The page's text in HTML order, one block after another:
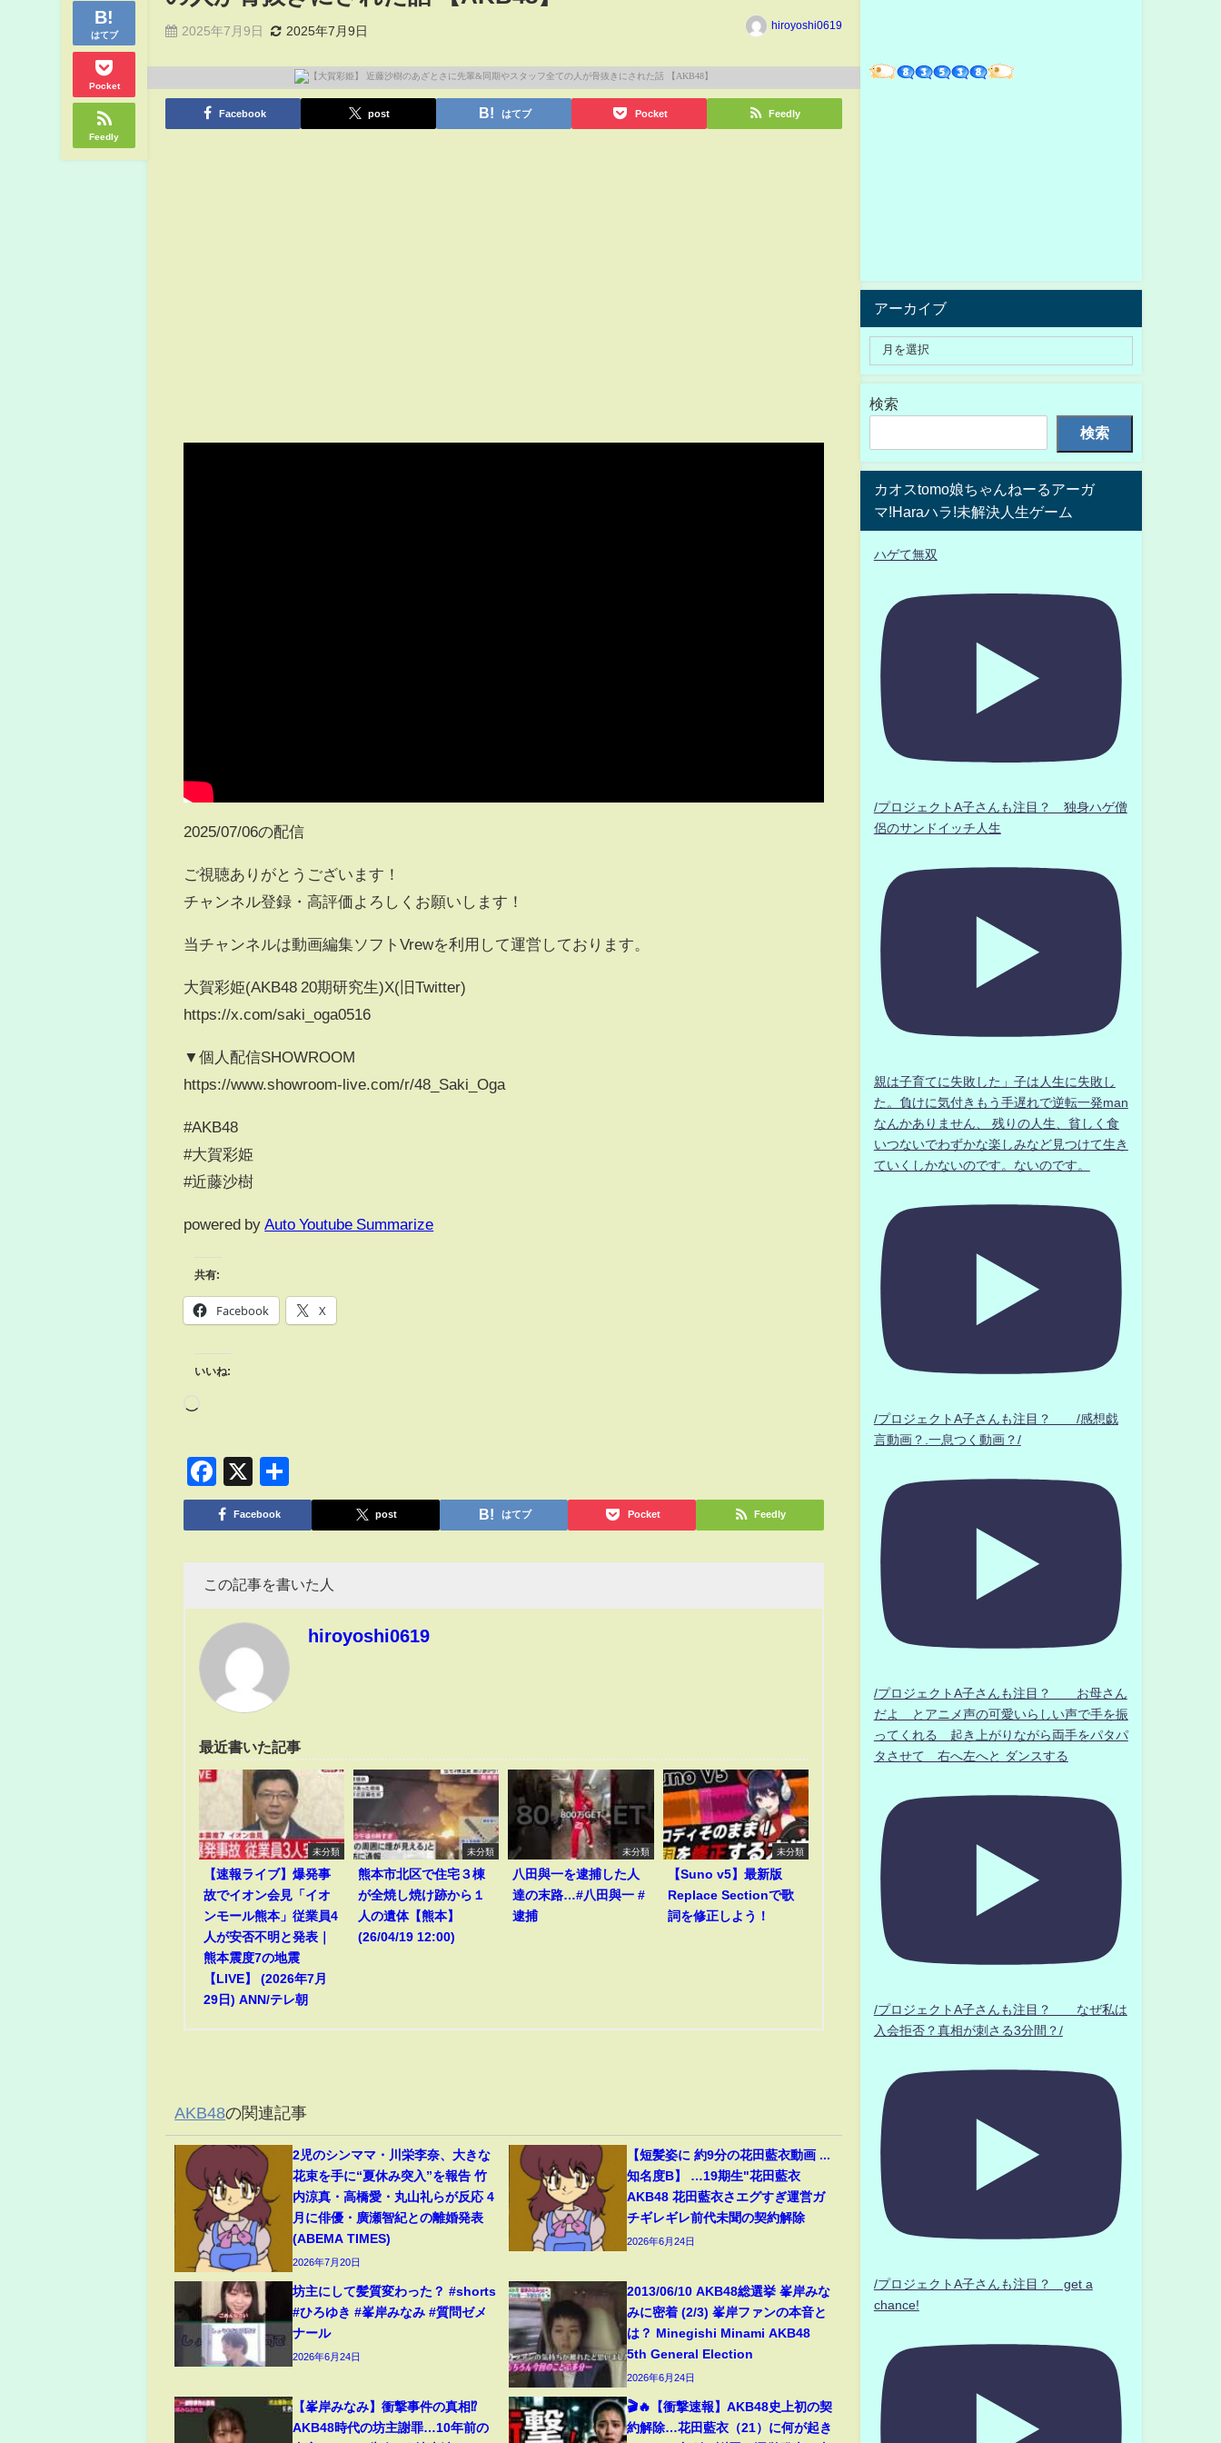
はてブ
Pocket
Feedly
2025年7月9日 2025年7月9日 hiroyoshi0619
Facebook post はてブ Pocket Feedly
2025/07/06の配信
ご視聴ありがとうございます！
チャンネル登録・高評価よろしくお願いします！
当チャンネルは動画編集ソフトVrewを利用して運営しております。
大賀彩姫(AKB48 20期研究生)X(旧Twitter)
https://x.com/saki_oga0516
▼個人配信SHOWROOM
https://www.showroom-live.com/r/48_Saki_Oga
#AKB48
#大賀彩姫
#近藤沙樹
powered by Auto Youtube Summarize
共有:
Facebook X
いいね:
Facebook
X
有
Facebook post はてブ Pocket Feedly
この記事を書いた人
hiroyoshi0619
最近書いた記事
未分類
【速報ライブ】爆発事
故でイオン会見「イオ
ンモール熊本」従業員4
人が安否不明と発表｜
熊本震度7の地震
【LIVE】 (2026年7月
29日) ANN/テレ朝
未分類
熊本市北区で住宅３棟
が全焼し焼け跡から１
人の遺体【熊本】
(26/04/19 12:00)
未分類
八田與一を逮捕した人
達の末路…#八田與一 #
逮捕
未分類
【Suno v5】最新版
Replace Sectionで歌
詞を修正しよう！
AKB48の関連記事
2児のシンママ・川栄李奈、大きな
花束を手に“夏休み突入”を報告 竹
内涼真・高橋愛・丸山礼らが反応 4
月に俳優・廣瀬智紀との離婚発表
(ABEMA TIMES)
2026年7月20日
【短髪姿に 約9分の花田藍衣動画 ...
知名度B】 …19期生"花田藍衣
AKB48 花田藍衣さエグすぎ運営ガ
チギレギレ前代未聞の契約解除
2026年6月24日
坊主にして髪質変わった？ #shorts
#ひろゆき #峯岸みなみ #質問ゼメ
ナール
2026年6月24日
2013/06/10 AKB48総選挙 峯岸みな
みに密着 (2/3) 峯岸ファンの本音と
は？ Minegishi Minami AKB48
5th General Election
2026年6月24日
【峯岸みなみ】衝撃事件の真相⁉️
AKB48時代の坊主謝罪…10年前の
🎬🔥【衝撃速報】AKB48史上初の契
約解除…花田藍衣（21）に何が起き
アーカイブ
検索
検索
カオスtomo娘ちゃんねーるアーガ
マ!Haraハラ!未解決人生ゲーム
ハゲて無双
/プロジェクトA子さんも注目？ 独身ハゲ僧
侶のサンドイッチ人生
親は子育てに失敗した」子は人生に失敗し
た。負けに気付きもう手遅れで逆転一発man
なんかありません、 残りの人生、貧しく食
いつないでわずかな楽しみなど見つけて生き
ていくしかないのです。ないのです。
/プロジェクトA子さんも注目？ /感想戯
言動画？.一息つく動画？/
/プロジェクトA子さんも注目？ お母さん
だよ とアニメ声の可愛いらしい声で手を振
ってくれる 起き上がりながら両手をパタパ
タさせて 右へ左へと ダンスする
/プロジェクトA子さんも注目？ なぜ私は
入会拒否？真相が刺さる3分間？/
/プロジェクトA子さんも注目？ get a
chance!